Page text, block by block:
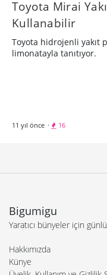
Toyota Mirai
Kullanabilir
Toyota hidrojenli yakıt
limonatayla tanıtıyor.
11 yıl önce · 16
Bigumigu
Yaratıcı bünyeler için
Hakkımızda
Künye